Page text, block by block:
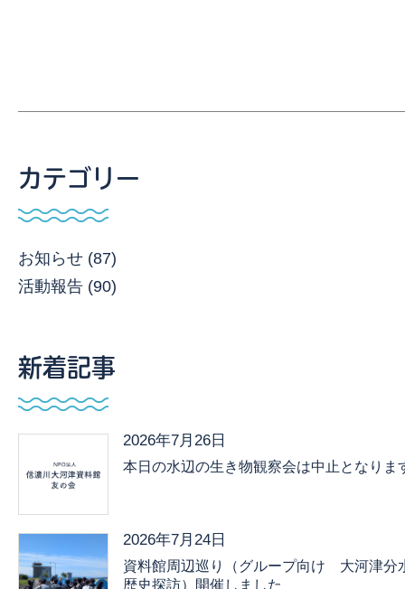
カテゴリー
お知らせ (87)
活動報告 (90)
新着記事
2026年7月26日
本日の水辺の生き物観察会は中止となりま
2026年7月24日
資料館周辺巡り（グループ向け 大河津分
歴史探訪）開催しました